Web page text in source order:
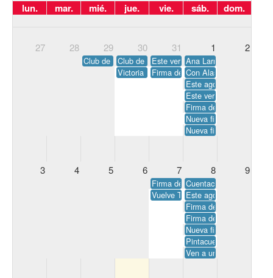
lun. mar. mié. jue. vie. sáb. dom.
27 28 29 30 31 1 2
Club de lectura de verano. En Agapea La Orotava.
Club de lectura de verano. Coordinado por
Este verano disfruta de los
Ana Larraz firma sus
Victoria Guez firma su libro La noche de
Firma de Las ruinas de Abades,
Con Alas de libélula
Este agosto ven a
Este verano disfruta de
Firma de La
Nueva firma de Cuando
Nueva firma de Todo
3 4 5 6 7 8 9
Firma de Gestas yCuentacuentos: Mi tío
Vuelve Todo va sobre ruedas, de
Este agosto ven a los
Firma de Amor,
Firma de Todo va
Nueva firma de Bajo el
Pintacuentos con
Ven a un nuevo